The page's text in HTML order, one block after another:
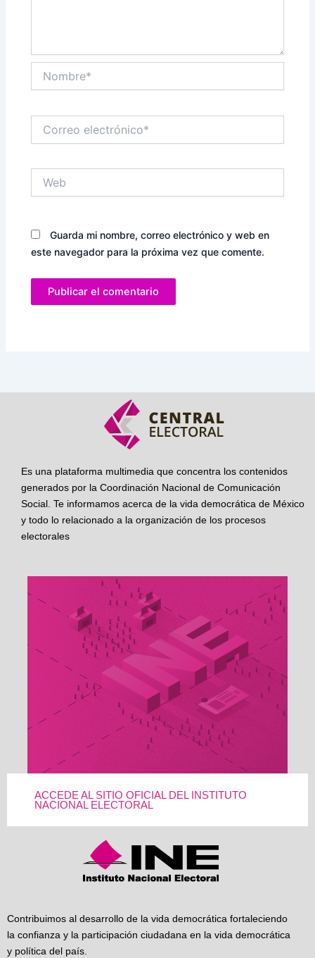
electrónico*
Guarda mi nombre, correo electrónico y web en
este navegador para la próxima vez que comente.
Es una plataforma multimedia que concentra los contenidos
generados por la Coordinación Nacional de Comunicación
Social. Te informamos acerca de la vida democrática de México
y todo lo relacionado a la organización de los procesos
electorales
ACCEDE AL SITIO OFICIAL DEL INSTITUTO
NACIONAL ELECTORAL
Contribuimos al desarrollo de la vida democrática fortaleciendo
la confianza y la participación ciudadana en la vida democrática
y política del país.